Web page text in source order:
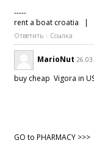
-----
rent a boat croatia |
Ответить Ссылка
MarioNut
buy cheap Vigora in
GO to PHARMACY >>>